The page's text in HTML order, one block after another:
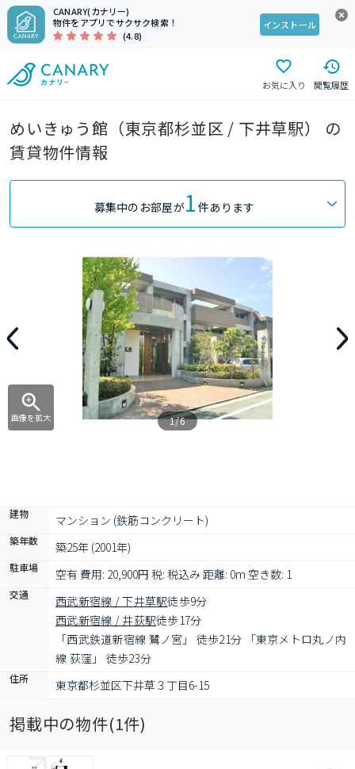
CANARY(カナリー)
物件をアプリでサクサク検索！
(4.8)
インストール
お気に入り 閲覧履歴
めいきゅう館（東京都杉並区 / 下井草駅） の
賃貸物件情報
募集中のお部屋が1 件あります
画像を拡大 1/6
建物 マンション (鉄筋コンクリート)
築年数 築25年 (2001年)
駐車場 空有 費用: 20,900円 税: 税込み 距離: 0m 空き数: 1
交通 西武新宿線 / 下井草駅徒歩9分
西武新宿線 / 井荻駅徒歩17分
「西武鉄道新宿線 鷺ノ宮」 徒歩21分 「東京メトロ丸ノ内
線 荻窪」 徒歩23分
住所 東京都杉並区下井草３丁目6-15
掲載中の物件(1件)